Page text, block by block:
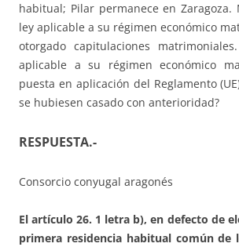
habitual; Pilar permanece en Zaragoza.
ley aplicable a su régimen económico
otorgado capitulaciones
aplicable a su régimen económico
puesta en aplicación del Reglamento
se hubiesen casado con anterioridad?
RESPUESTA.-
Consorcio conyugal aragonés
El artículo 26. 1 letra b), en defecto de
primera residencia habitual común de